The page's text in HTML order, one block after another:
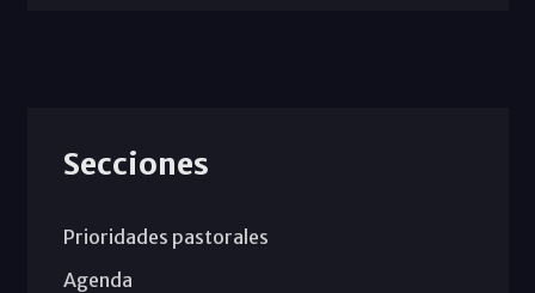
Secciones
Prioridades pastorales
Agenda